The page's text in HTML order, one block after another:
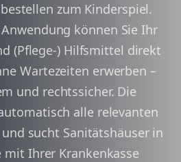
zum Kinderspiel.
können Sie Ihr
(Pflege-) Hilfsmittel direkt
Wartezeiten erwerben –
und rechtssicher. Die
alle relevanten
sucht Sanitätshäuser in
mit Ihrer Krankenkasse